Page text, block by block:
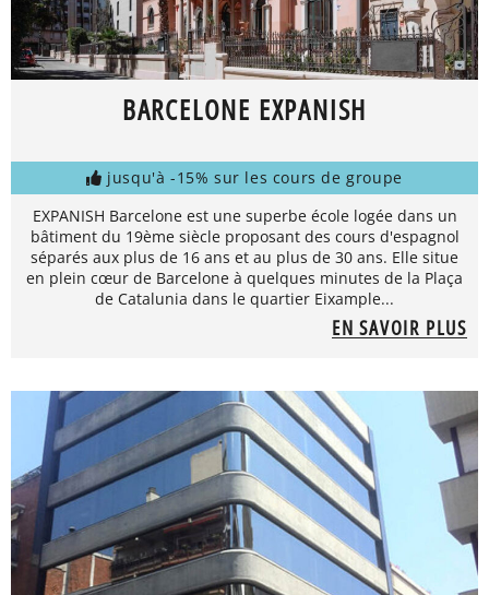
BARCELONE EXPANISH
jusqu'à -15% sur les cours de groupe
EXPANISH Barcelone est une superbe école logée dans un
bâtiment du 19ème siècle proposant des cours d'espagnol
séparés aux plus de 16 ans et au plus de 30 ans. Elle situe
en plein cœur de Barcelone à quelques minutes de la Plaça
de Catalunia dans le quartier Eixample...
EN SAVOIR PLUS